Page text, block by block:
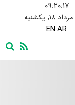
۰۹:۳۰:۱۸
EN AR